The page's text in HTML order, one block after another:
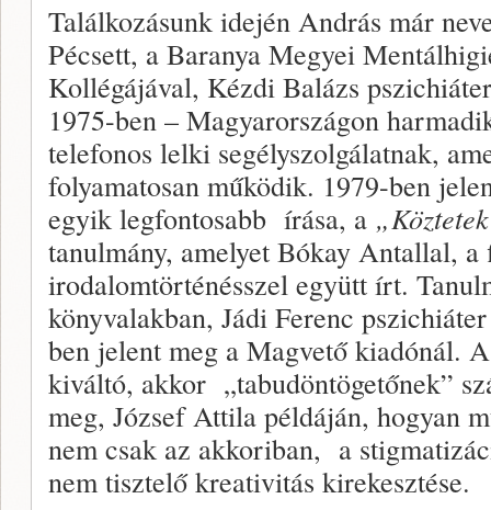
Találkozásunk idején András már
Pécsett, a Baranya Megyei
Kollégájával, Kézdi Balázs
1975-ben – Magyarországon
telefonos lelki segélyszolgálatnak,
folyamatosan működik. 1979-ben
egyik legfontosabb írása, a
tanulmány, amelyet Bókay Antallal,
irodalomtörténésszel együtt írt.
könyvalakban, Jádi Ferenc
ben jelent meg a Magvető kiadónál.
kiváltó, akkor „tabudöntögetőnek”
meg, József Attila példáján, hogyan
nem csak az akkoriban, a
nem tisztelő kreativitás kirekesztése.